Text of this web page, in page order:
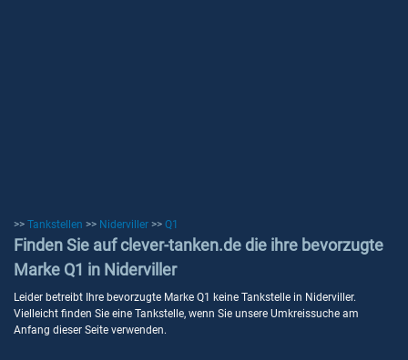
>> Tankstellen >> Niderviller >> Q1
Finden Sie auf clever-tanken.de die ihre bevorzugte
Marke Q1 in Niderviller
Leider betreibt Ihre bevorzugte Marke Q1 keine Tankstelle in Niderviller.
Vielleicht finden Sie eine Tankstelle, wenn Sie unsere Umkreissuche am
Anfang dieser Seite verwenden.